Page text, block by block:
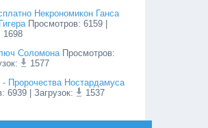
Некрономикон Ганса
Просмотров:6159
1698
Соломона Просмотров:
1577
Пророчества Ностардамуса
:6939 | Загрузок: 1537